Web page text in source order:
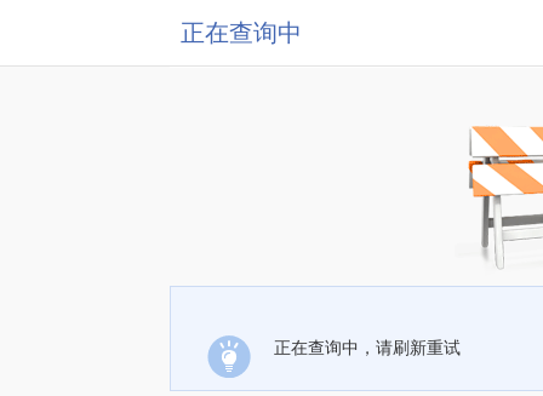
正在查询中
正在查询中，请刷新重试